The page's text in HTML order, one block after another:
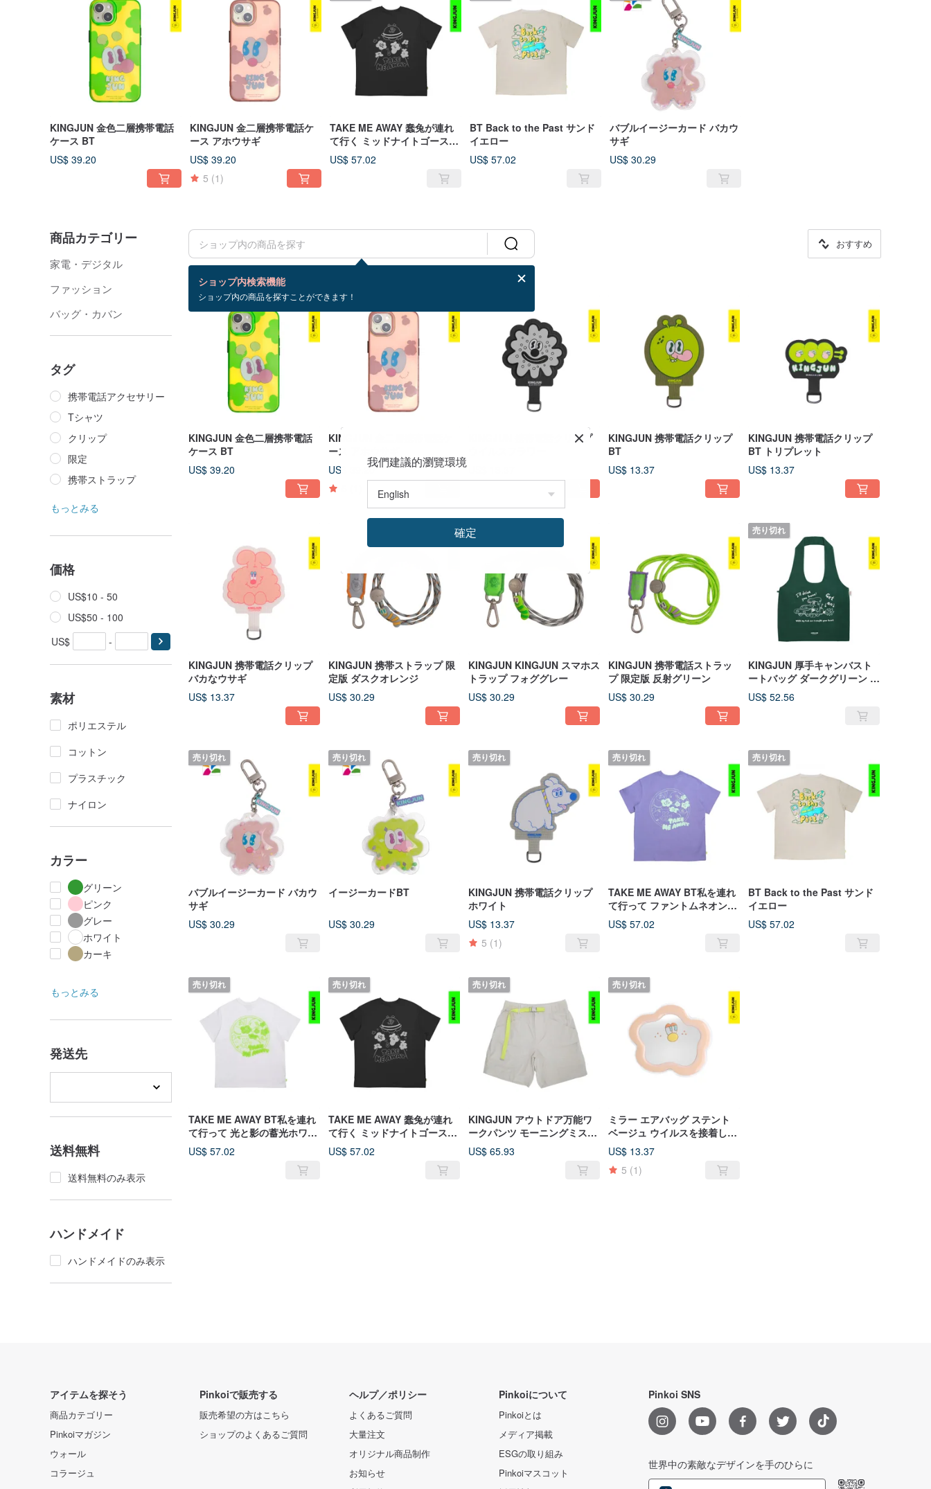
KINGJUN 金色二層携帯電話
ケース BT
US$ 39.20
KINGJUN 金二層携帯電話ケ
ース アホウサギ
US$ 39.20
5 (1)
TAKE ME AWAY 蠢兔が連れ
て行く ミッドナイトゴースト
ブラック
US$ 57.02
BT Back to the Past サンド
イエロー
US$ 57.02
バブルイージーカード バカウ
サギ
US$ 30.29
商品カテゴリー
家電・デジタル
ファッション
バッグ・カバン
タグ
携帯電話アクセサリー
Tシャツ
クリップ
限定
携帯ストラップ
もっとみる
価格
US$10 - 50
US$50 - 100
US$
-
素材
ポリエステル
コットン
プラスチック
ナイロン
カラー
グリーン
ピンク
グレー
ホワイト
カーキ
もっとみる
発送先
送料無料
送料無料のみ表示
ハンドメイド
ハンドメイドのみ表示
ショップ内検索機能
ショップ内の商品を探すことができます！
おすすめ
検索結果：19 件
KINGJUN 金色二層携帯電話
ケース BT
US$ 39.20
KINGJUN 金二層携帯電話ケ
ース アホウサギ
US$ 39.20
KINGJUN 携帯電話クリップ
KINGJUN 携帯電話クリップ
BT
US$ 13.37
KINGJUN 携帯電話クリップ
BT トリプレット
US$ 13.37
KINGJUN 携帯電話クリップ
バカなウサギ
US$ 13.37
KINGJUN 携帯ストラップ 限
定版 ダスクオレンジ
US$ 30.29
KINGJUN KINGJUN スマホス
トラップ フォググレー
US$ 30.29
KINGJUN 携帯電話ストラッ
プ 限定版 反射グリーン
US$ 30.29
売り切れ
KINGJUN 厚手キャンバスト
ートバッグ ダークグリーン レ
ーシングカー
US$ 52.56
売り切れ
バブルイージーカード バカウ
サギ
US$ 30.29
売り切れ
イージーカードBT
US$ 30.29
売り切れ
KINGJUN 携帯電話クリップ
ホワイト
US$ 13.37
5 (1)
売り切れ
TAKE ME AWAY BT私を連れ
て行って ファントムネオンパ
ープル
US$ 57.02
売り切れ
BT Back to the Past サンド
イエロー
US$ 57.02
売り切れ
TAKE ME AWAY BT私を連れ
て行って 光と影の蓄光ホワイ
ト
US$ 57.02
売り切れ
TAKE ME AWAY 蠢兔が連れ
て行く ミッドナイトゴースト
ブラック
US$ 57.02
売り切れ
KINGJUN アウトドア万能ワ
ークパンツ モーニングミスト
アイボリー
US$ 65.93
売り切れ
ミラー エアバッグ ステント
ベージュ ウイルスを接着しま
す。
US$ 13.37
5 (1)
アイテムを探そう
商品カテゴリー
Pinkoiマガジン
ウォール
コラージュ
Pinkoiで販売する
販売希望の方はこちら
ショップのよくあるご質問
ヘルプ／ポリシー
よくあるご質問
大量注文
オリジナル商品制作
お知らせ
Pinkoiについて
Pinkoiとは
メディア掲載
ESGの取り組み
Pinkoiマスコット
Pinkoi SNS
世界中の素敵なデザインを手のひらに
我們建議的瀏覽環境
確定